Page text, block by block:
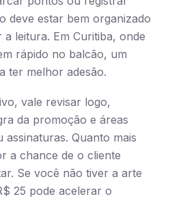
deve estar bem organizado
leitura. Em Curitiba, onde
rápido no balcão, um
ter melhor adesão.
vale revisar logo,
da promoção e áreas
assinaturas. Quanto mais
a chance de o cliente
Se você não tiver a arte
25 pode acelerar o